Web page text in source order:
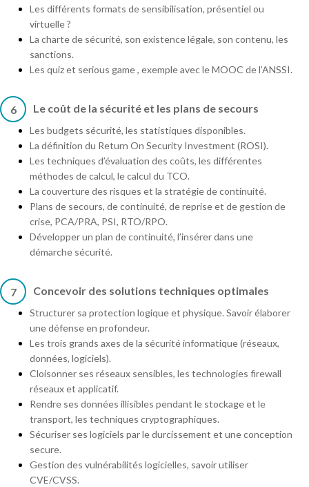
Les différents formats de sensibilisation, présentiel ou
virtuelle ?
La charte de sécurité, son existence légale, son contenu, les
sanctions.
Les quiz et serious game , exemple avec le MOOC de l’ANSSI.
6 Le coût de la sécurité et les plans de secours
Les budgets sécurité, les statistiques disponibles.
La définition du Return On Security Investment (ROSI).
Les techniques d’évaluation des coûts, les différentes
méthodes de calcul, le calcul du TCO.
La couverture des risques et la stratégie de continuité.
Plans de secours, de continuité, de reprise et de gestion de
crise, PCA/PRA, PSI, RTO/RPO.
Développer un plan de continuité, l’insérer dans une
démarche sécurité.
7 Concevoir des solutions techniques optimales
Structurer sa protection logique et physique. Savoir élaborer
une défense en profondeur.
Les trois grands axes de la sécurité informatique (réseaux,
données, logiciels).
Cloisonner ses réseaux sensibles, les technologies firewall
réseaux et applicatif.
Rendre ses données illisibles pendant le stockage et le
transport, les techniques cryptographiques.
Sécuriser ses logiciels par le durcissement et une conception
secure.
Gestion des vulnérabilités logicielles, savoir utiliser
CVE/CVSS.